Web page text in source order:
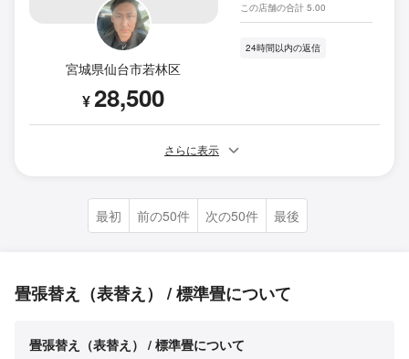
宮城県仙台市若林区
¥28,500
この店舗の合計 5.00
24時間以内の返信
さらに表示
最初 前の50件 次の50件 最後
畳張替え（表替え） / 標準畳について
畳張替え（表替え） / 標準畳について